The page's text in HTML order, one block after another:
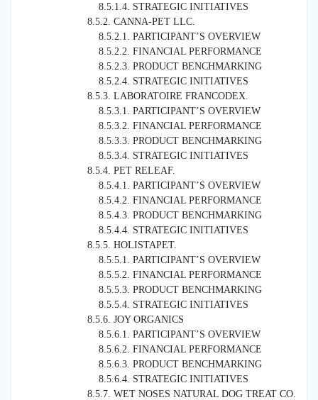
8.5.1.4. STRATEGIC INITIATIVES
8.5.2. CANNA-PET LLC.
8.5.2.1. PARTICIPANT’S OVERVIEW
8.5.2.2. FINANCIAL PERFORMANCE
8.5.2.3. PRODUCT BENCHMARKING
8.5.2.4. STRATEGIC INITIATIVES
8.5.3. LABORATOIRE FRANCODEX.
8.5.3.1. PARTICIPANT’S OVERVIEW
8.5.3.2. FINANCIAL PERFORMANCE
8.5.3.3. PRODUCT BENCHMARKING
8.5.3.4. STRATEGIC INITIATIVES
8.5.4. PET RELEAF.
8.5.4.1. PARTICIPANT’S OVERVIEW
8.5.4.2. FINANCIAL PERFORMANCE
8.5.4.3. PRODUCT BENCHMARKING
8.5.4.4. STRATEGIC INITIATIVES
8.5.5. HOLISTAPET.
8.5.5.1. PARTICIPANT’S OVERVIEW
8.5.5.2. FINANCIAL PERFORMANCE
8.5.5.3. PRODUCT BENCHMARKING
8.5.5.4. STRATEGIC INITIATIVES
8.5.6. JOY ORGANICS
8.5.6.1. PARTICIPANT’S OVERVIEW
8.5.6.2. FINANCIAL PERFORMANCE
8.5.6.3. PRODUCT BENCHMARKING
8.5.6.4. STRATEGIC INITIATIVES
8.5.7. WET NOSES NATURAL DOG TREAT CO.